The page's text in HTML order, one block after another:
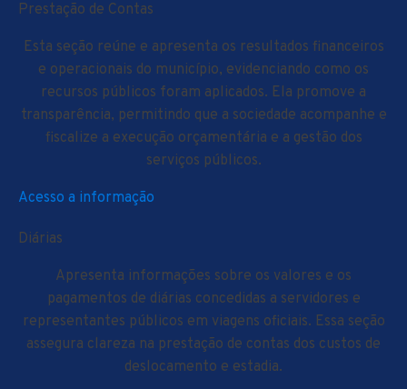
Prestação de Contas
Esta seção reúne e apresenta os resultados financeiros
e operacionais do município, evidenciando como os
recursos públicos foram aplicados. Ela promove a
transparência, permitindo que a sociedade acompanhe e
fiscalize a execução orçamentária e a gestão dos
serviços públicos.
Acesso a informação
Diárias
Apresenta informações sobre os valores e os
pagamentos de diárias concedidas a servidores e
representantes públicos em viagens oficiais. Essa seção
assegura clareza na prestação de contas dos custos de
deslocamento e estadia.